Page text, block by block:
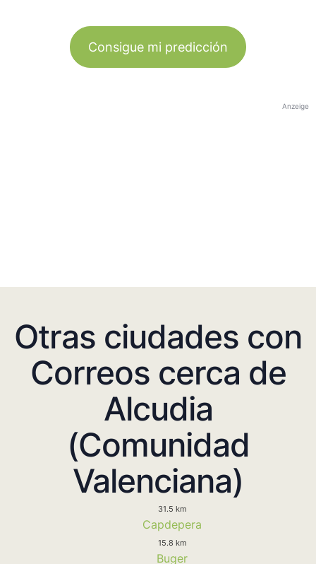
Consigue mi predicción
Anzeige
Otras ciudades con
Correos cerca de
Alcudia
(Comunidad
Valenciana)
31.5 km
Capdepera
15.8 km
Buger